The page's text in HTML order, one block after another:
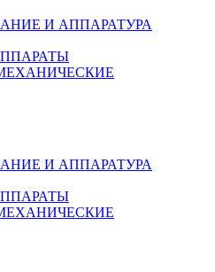
И АППАРАТУРА
И АППАРАТУРА